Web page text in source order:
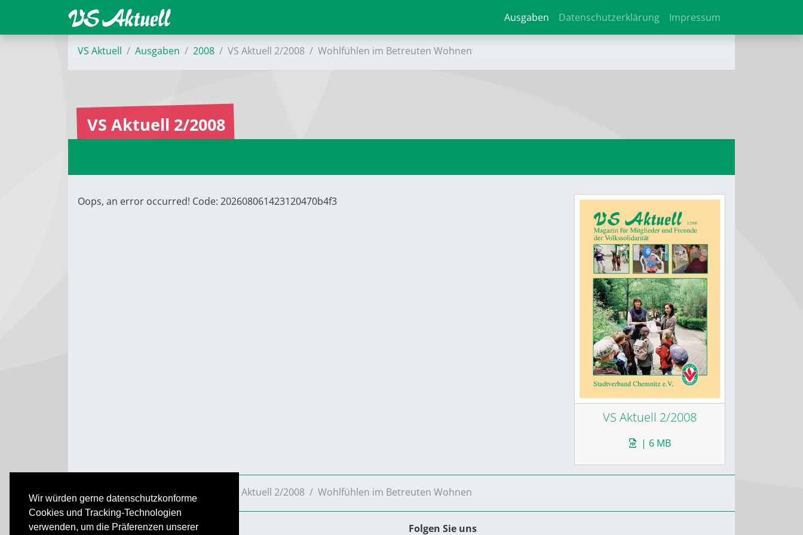
Wir würden gerne datenschutzkonforme
Cookies und Tracking-Technologien
verwenden, um die Präferenzen unserer
Ausgaben Datenschutzerklärung Impressum
VS Aktuell Ausgaben 2008 VS Aktuell 2/2008 Wohlfühlen im Betreuten Wohnen
VS Aktuell 2/2008
VS Aktuell 2/2008
| 6 MB
Oops, an error occurred! Code: 202608061423120470b4f3
VS Aktuell Ausgaben VS Aktuell 2/2008 Wohlfühlen im Betreuten Wohnen
Folgen Sie uns